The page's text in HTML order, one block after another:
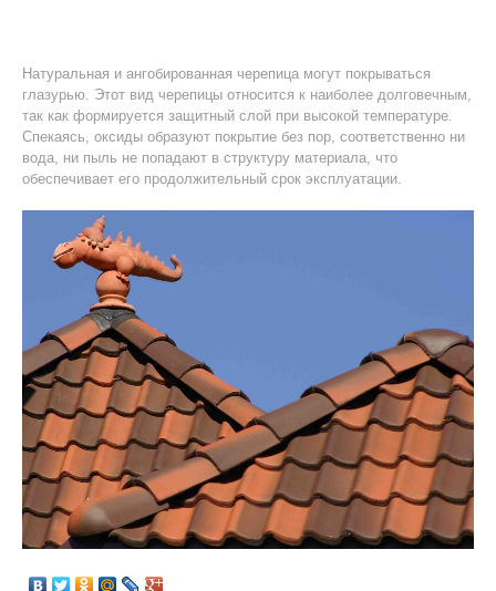
Натуральная и ангобированная черепица могут покрываться
глазурью. Этот вид черепицы относится к наиболее долговечным,
так как формируется защитный слой при высокой температуре.
Спекаясь, оксиды образуют покрытие без пор, соответственно ни
вода, ни пыль не попадают в структуру материала, что
обеспечивает его продолжительный срок эксплуатации.